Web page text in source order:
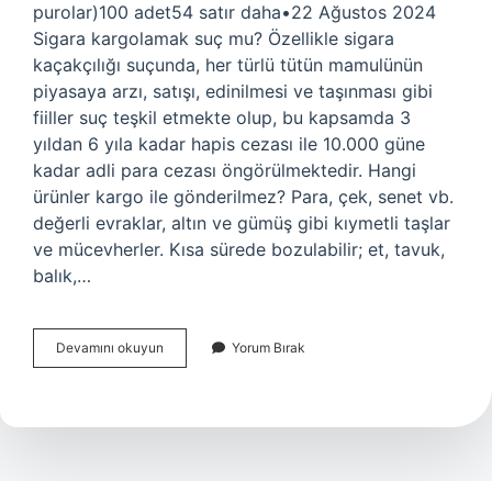
purolar)100 adet54 satır daha•22 Ağustos 2024
Sigara kargolamak suç mu? Özellikle sigara
kaçakçılığı suçunda, her türlü tütün mamulünün
piyasaya arzı, satışı, edinilmesi ve taşınması gibi
fiiller suç teşkil etmekte olup, bu kapsamda 3
yıldan 6 yıla kadar hapis cezası ile 10.000 güne
kadar adli para cezası öngörülmektedir. Hangi
ürünler kargo ile gönderilmez? Para, çek, senet vb.
değerli evraklar, altın ve gümüş gibi kıymetli taşlar
ve mücevherler. Kısa sürede bozulabilir; et, tavuk,
balık,…
Devamını okuyun
Kargo
Mi
Yorum Bırak